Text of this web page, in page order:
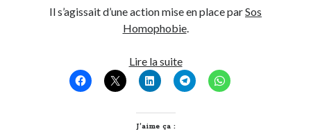
Commentaires récents
dansComment j’ai opéré ma vélorution toute personnelle
dansComment j’ai opéré ma vélorution toute personnelle
Il s’agissait d’une action mise en place parSos
Homophobie.
Lire la suite#NePlusSeTaire
face
à
J’aime ça :